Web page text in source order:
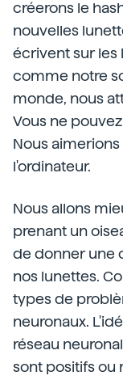
créerons le
nouvelles
écrivent sur les
comme notre
monde, nous
Vous ne
Nous
l'ordinateur.
Nous allons
prenant un
de donner une
nos lunettes.
types de
neuronaux.
réseau
sont positifs ou